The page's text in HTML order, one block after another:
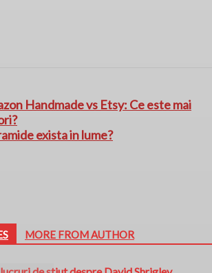
Handmade vs Etsy: Ce este mai
exista in lume?
MORE FROM AUTHOR